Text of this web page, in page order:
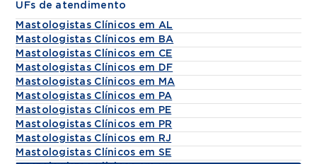
UFs de atendimento
Mastologistas Clínicos em AL
Mastologistas Clínicos em BA
Mastologistas Clínicos em CE
Mastologistas Clínicos em DF
Mastologistas Clínicos em MA
Mastologistas Clínicos em PA
Mastologistas Clínicos em PE
Mastologistas Clínicos em PR
Mastologistas Clínicos em RJ
Mastologistas Clínicos em SE